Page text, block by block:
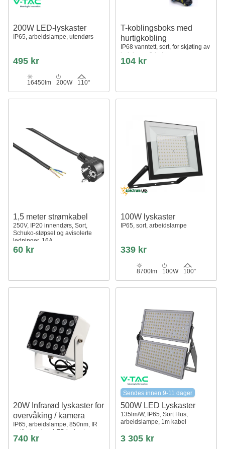
200W LED-lyskaster
IP65, arbeidslampe, utendørs
495 kr
16450lm 200W 110°
T-koblingsboks med
hurtigkobling
IP68 vanntett, sort, for skjøting av
ledninger, 3-leder
104 kr
1,5 meter strømkabel
250V, IP20 innendørs, Sort,
Schuko-støpsel og avisolerte
ledninger, 16A
60 kr
100W lyskaster
IP65, sort, arbeidslampe
339 kr
8700lm 100W 100°
20W Infrarød lyskaster for
overvåking / kamera
IP65, arbeidslampe, 850nm, IR
nattbelysning, LED lyskaster
740 kr
Sendes innen 9-11 dager
500W LED Lyskaster
135lm/W, IP65, Sort Hus,
arbeidslampe, 1m kabel
3 305 kr